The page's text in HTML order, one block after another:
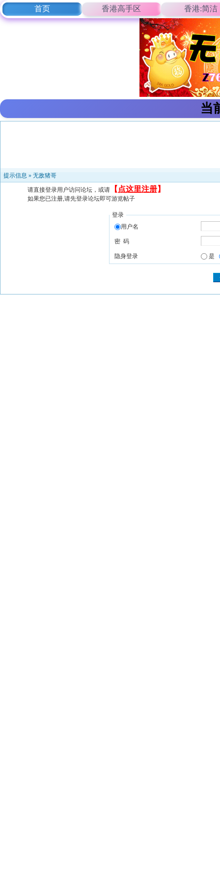
首页 香港高手区 香港:简洁
当
提示信息 » 无敌猪哥
请直接登录用户访问论坛，或请 【 点这里注册】
如果您已注册,请先登录论坛即可游览帖子
登录
用户名
密 码
隐身登录 是